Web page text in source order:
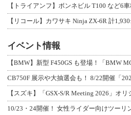
【リコール】カワサキ Ninja ZX-6R 計1,930
イベント情報
【BMW】新型 F450GS も登場！「BMW
CB750F 展示や大抽選会も！ 8/22開催「
【スズキ】「GSX-S/R Meeting 2026」オ
10/23・24開催！ 女性ライダー向けツーリ